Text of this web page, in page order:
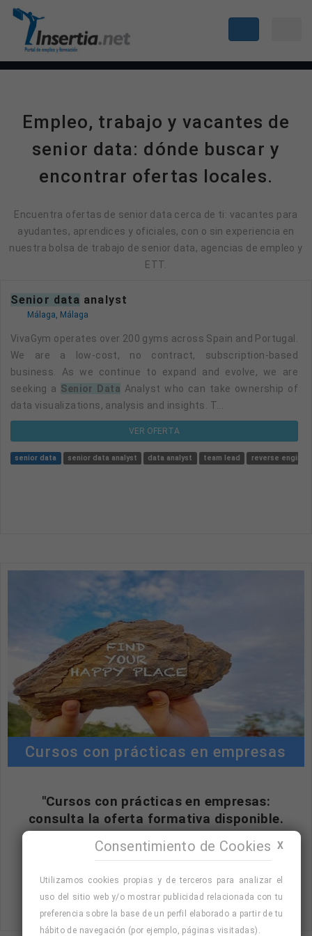
Empleo, trabajo y vacantes de
senior data: dónde buscar y
encontrar ofertas locales.
Encuentra ofertas de senior data cerca de ti: vacantes para
ayudantes, aprendices y oficiales, con o sin experiencia en
nuestra bolsa de trabajo de senior data, agencias de empleo y
ETT.
senior data analyst
Málaga, Málaga
VivaGym operates over 200 gyms across Spain and Portugal.
We are a low-cost, no contract, subscription-based
business. As we continue to expand and evolve, we are
seeking a Senior Data Analyst who can take ownership of
data visualizations, analysis and insights. T...
VER OFERTA
senior data senior data analyst data analyst team lead reverse
Cursos con prácticas en empresas
"Cursos con prácticas en empresas:
consulta la oferta formativa disponible.
Consulta nuestro listado de cursos
X
Consentimiento de Cookies
Utilizamos cookies propias y de terceros para analizar el
uso del sitio web y/o mostrar publicidad relacionada con tu
preferencia sobre la base de un perfil elaborado a partir de tu
hábito de navegación (por ejemplo, páginas visitadas).